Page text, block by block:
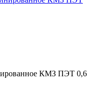
КМЗ ПЭТ 0,6